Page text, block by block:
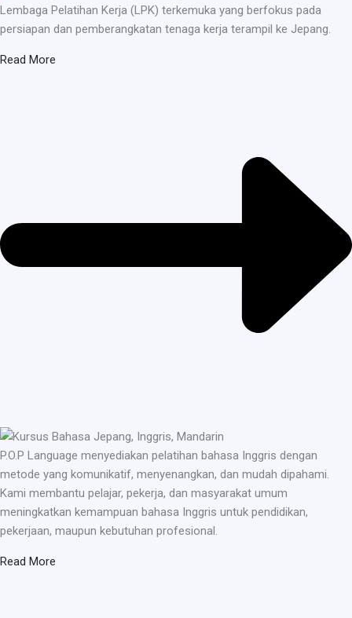
Lembaga Pelatihan Kerja (LPK) terkemuka yang berfokus pada
persiapan dan pemberangkatan tenaga kerja terampil ke Jepang.
Read More
P.O.P Language menyediakan pelatihan bahasa Inggris dengan
metode yang komunikatif, menyenangkan, dan mudah dipahami.
Kami membantu pelajar, pekerja, dan masyarakat umum
meningkatkan kemampuan bahasa Inggris untuk pendidikan,
pekerjaan, maupun kebutuhan profesional.
Read More